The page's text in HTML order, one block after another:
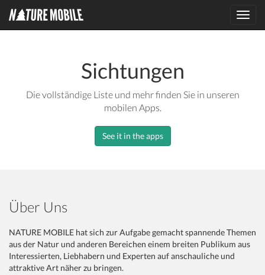
Sichtungen
Die vollständige Liste und mehr finden Sie in unseren
mobilen Apps.
See it in the apps
Über Uns
NATURE MOBILE hat sich zur Aufgabe gemacht spannende Themen
aus der Natur und anderen Bereichen einem breiten Publikum aus
Interessierten, Liebhabern und Experten auf anschauliche und
attraktive Art näher zu bringen.